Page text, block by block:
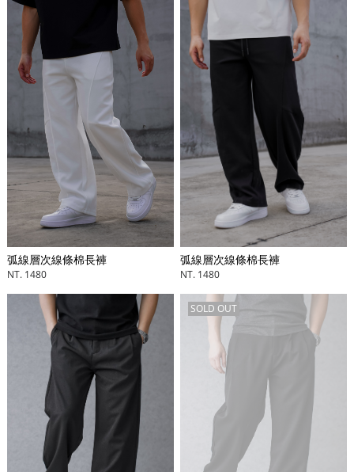
弧線層次線條棉長褲
NT. 1480
弧線層次線條棉長褲
NT. 1480
SOLD OUT